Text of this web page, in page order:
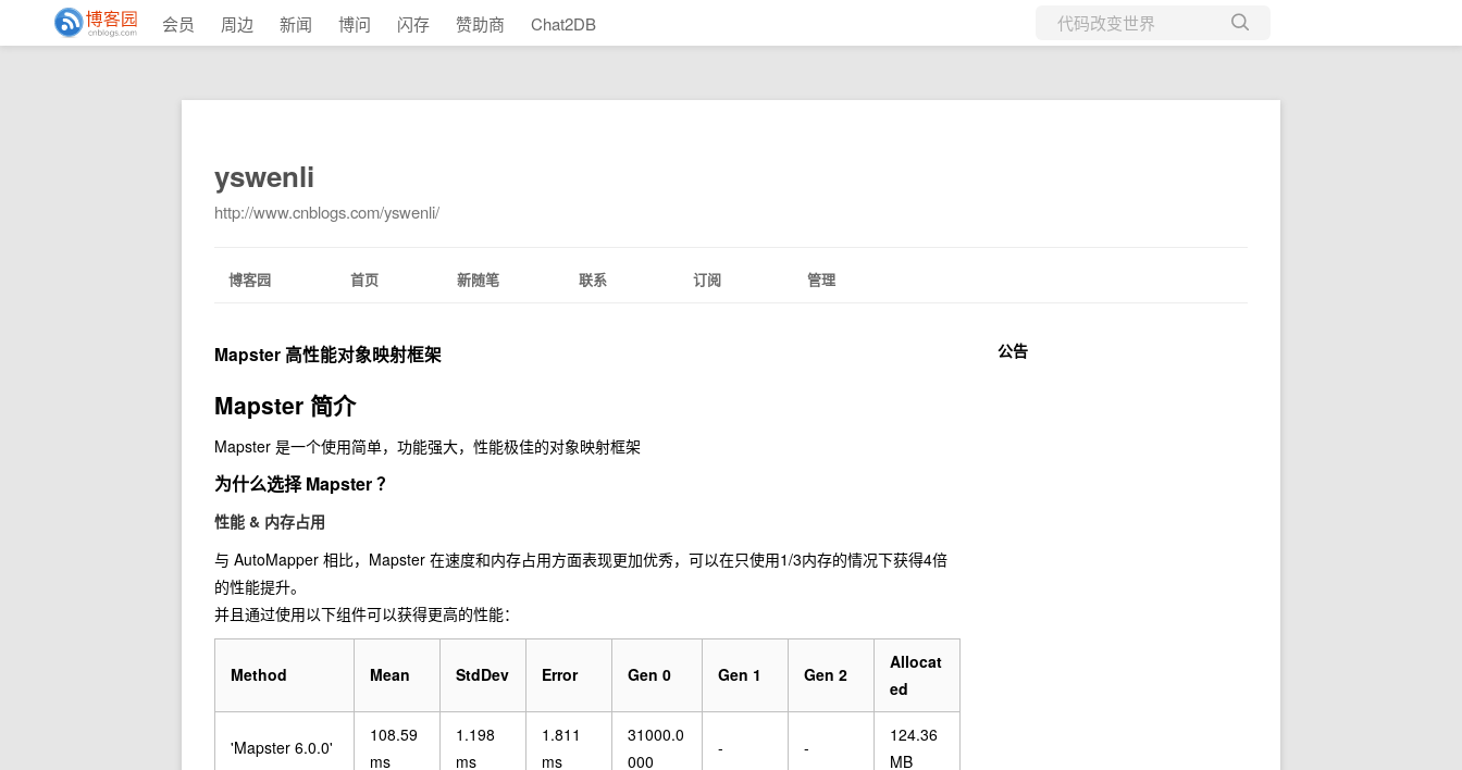
会员 周边 新闻 博问 闪存 赞助商 Chat2DB
当前博客
yswenli
http://www.cnblogs.com/yswenli/
博客园 首页 新随笔 联系 订阅 管理
Mapster 高性能对象映射框架
Mapster 简介
Mapster 是一个使用简单，功能强大，性能极佳的对象映射框架
为什么选择 Mapster ？
性能 & 内存占用
与 AutoMapper 相比，Mapster 在速度和内存占用方面表现更加优秀，可以在只使用1/3内存的情况下获得4倍
的性能提升。
并且通过使用以下组件可以获得更高的性能：
Method Mean StdDev Error Gen 0 Gen 1 Gen 2
Allocat
ed
'Mapster 6.0.0'
108.59
ms
1.198
ms
1.811
ms
31000.0
000
- -
124.36
MB
公告